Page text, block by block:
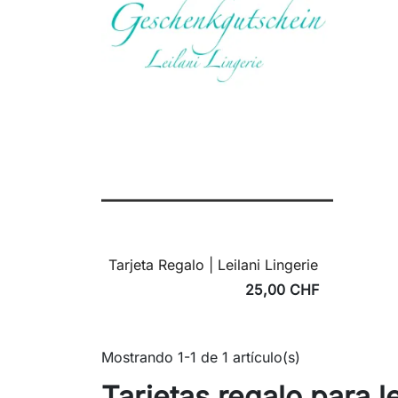
Tarjeta Regalo | Leilani Lingerie
25,00 CHF
Mostrando 1-1 de 1 artículo(s)